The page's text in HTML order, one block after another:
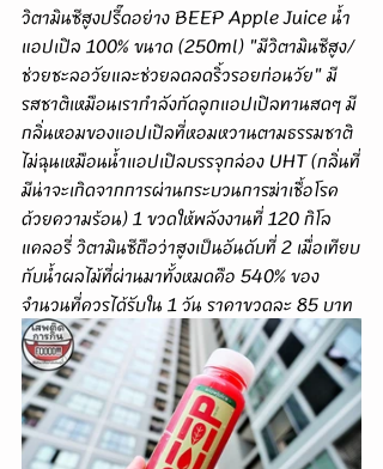
วิตามินซีสูงปรี๊ดอย่าง BEEP Apple Juice น้ำ
แอปเปิล 100% ขนาด (250ml) "มีวิตามินซีสูง/
ช่วยชะลอวัยและช่วยลดลดริ้วรอยก่อนวัย" มี
รสชาติเหมือนเรากำลังกัดลูกแอปเปิลทานสดๆ มี
กลิ่นหอมของแอปเปิลที่หอมหวานตามธรรมชาติ
ไม่ฉุนเหมือนน้ำแอปเปิลบรรจุกล่อง UHT (กลิ่นที่
มีน่าจะเกิดจากการผ่านกระบวนการฆ่าเชื้อโรค
ด้วยความร้อน) 1 ขวดให้พลังงานที่ 120 กิโล
แคลอรี่ วิตามินซีถือว่าสูงเป็นอันดับที่ 2 เมื่อเทียบ
กับน้ำผลไม้ที่ผ่านมาทั้งหมดคือ 540% ของ
จำนวนที่ควรได้รับใน 1 วัน ราคาขวดละ 85 บาท